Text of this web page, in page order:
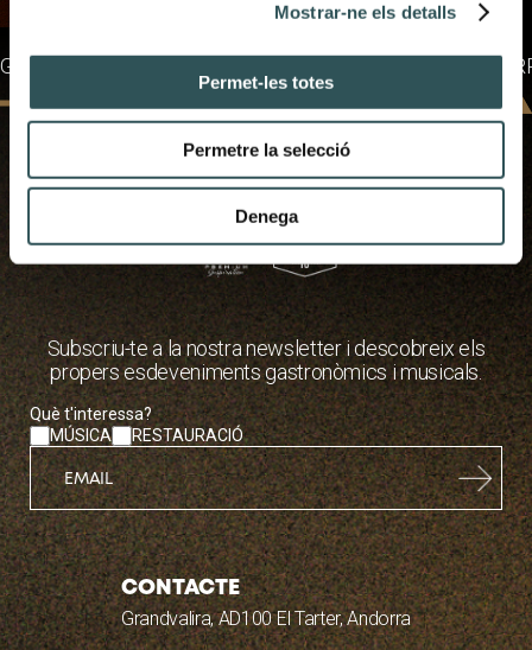
Mostrar-ne els detalls
Permet-les totes
Permetre la selecció
Denega
GRANDVALIRA - ANDORRA · GRANDVALIRA -
Subscriu-te a la nostra newsletter i descobreix els
propers esdeveniments gastronòmics i musicals.
contenedor
Què t'interessa?
MÚSICA
RESTAURACIÓ
CONTACTE
Grandvalira, AD100 El Tarter, Andorra